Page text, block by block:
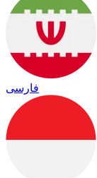
فارسی